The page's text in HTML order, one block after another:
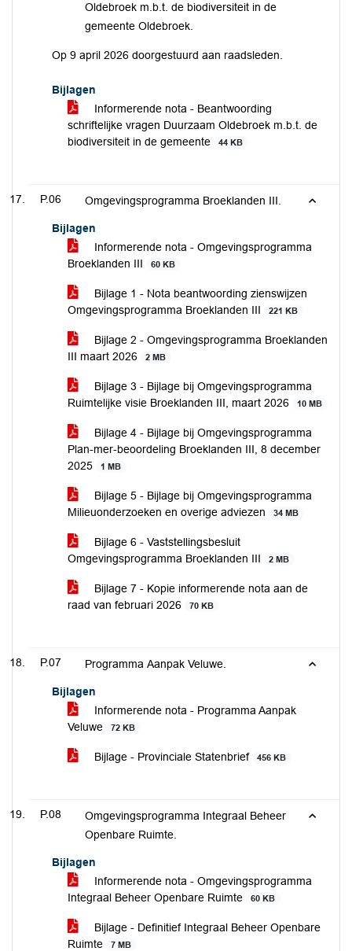
Oldebroek m.b.t. de biodiversiteit in de
gemeente Oldebroek.
Op 9 april 2026 doorgestuurd aan raadsleden.
Bijlagen
Informerende nota - Beantwoording
schriftelijke vragen Duurzaam Oldebroek m.b.t. de
biodiversiteit in de gemeente
44 KB
P.06 Omgevingsprogramma Broeklanden III.
Bijlagen
Informerende nota - Omgevingsprogramma
Broeklanden III
60 KB
Bijlage 1 - Nota beantwoording zienswijzen
Omgevingsprogramma Broeklanden III
221 KB
Bijlage 2 - Omgevingsprogramma Broeklanden
III maart 2026
2 MB
Bijlage 3 - Bijlage bij Omgevingsprogramma
Ruimtelijke visie Broeklanden III, maart 2026
10 MB
Bijlage 4 - Bijlage bij Omgevingsprogramma
Plan-mer-beoordeling Broeklanden III, 8 december
2025
1 MB
Bijlage 5 - Bijlage bij Omgevingsprogramma
Milieuonderzoeken en overige adviezen
34 MB
Bijlage 6 - Vaststellingsbesluit
Omgevingsprogramma Broeklanden III
2 MB
Bijlage 7 - Kopie informerende nota aan de
raad van februari 2026
70 KB
P.07 Programma Aanpak Veluwe.
Bijlagen
Informerende nota - Programma Aanpak
Veluwe
72 KB
Bijlage - Provinciale Statenbrief 456 KB
P.08
Omgevingsprogramma Integraal Beheer
Openbare Ruimte.
Bijlagen
Informerende nota - Omgevingsprogramma
Integraal Beheer Openbare Ruimte
60 KB
Bijlage - Definitief Integraal Beheer Openbare
Ruimte
7 MB